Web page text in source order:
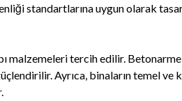
standartlarına uygun olarak
malzemeleri tercih edilir. Betonarme
Ayrıca, binaların temel ve